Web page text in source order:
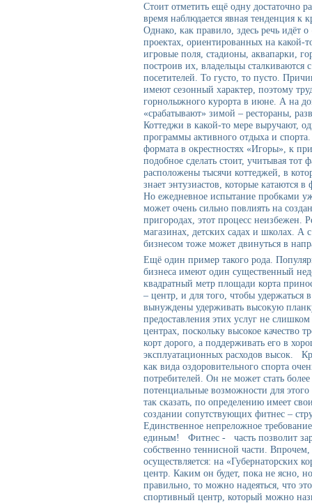
Стоит отметить ещё одну достаточно
время наблюдается явная тенденция к
Однако, как правило, здесь речь идёт
проектах, ориентированных на какой-
игровые поля, стадионы, аквапарки,
построив их, владельцы
посетителей. То густо, то пусто.
имеют сезонный характер, поэтому
горнолыжного курорта в июне. А на
«срабатывают» зимой – рестораны,
Коттеджи в какой-то мере выручают,
программы активного отдыха и
формата в окрестностях «Игоры», к
подобное сделать стоит, учитывая тот
расположены тысячи коттеджей, в
знает энтузиастов, которые катаются
Но ежедневное испытание пробками
может очень сильно повлиять на
пригородах, этот процесс неизбежен.
магазинах, детских садах и школах. А
бизнесом тоже может двинуться в
Ещё один пример такого рода.
бизнеса имеют один существенный
квадратный метр площади корта
– центр, и для того, чтобы удержаться
вынуждены удерживать высокую
предоставления этих услуг не
центрах, поскольку высокое качество
корт дорого, а поддерживать его в
эксплуатационных расходов высок.
как вида оздоровительного спорта
потребителей. Он не может стать
потенциальные возможности для
так сказать, по определению имеет
создании сопутствующих фитнес –
Единственное непреложное
единым! Фитнес - часть позволит
собственно теннисной части.
осуществляется: на «Губернаторских
центр. Каким он будет, пока не ясно,
правильно, то можно надеяться, что
спортивный центр, который можно